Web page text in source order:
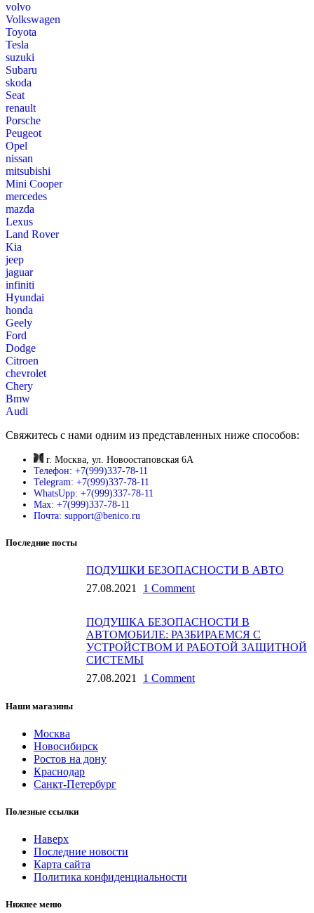
volvo
Volkswagen
Toyota
Tesla
suzuki
Subaru
skoda
Seat
renault
Porsche
Peugeot
Opel
nissan
mitsubishi
Mini Cooper
mercedes
mazda
Lexus
Land Rover
Kia
jeep
jaguar
infiniti
Hyundai
honda
Geely
Ford
Dodge
Citroen
chevrolet
Chery
Bmw
Audi
Свяжитесь с нами одним из представленных ниже способов:
г. Москва, ул. Новоостаповская 6А
Телефон: +7(999)337-78-11
Telegram: +7(999)337-78-11
WhatsUpp: +7(999)337-78-11
Max: +7(999)337-78-11
Почта: support@benico.ru
Последние посты
ПОДУШКИ БЕЗОПАСНОСТИ В АВТО
27.08.2021
1 Comment
ПОДУШКА БЕЗОПАСНОСТИ В
АВТОМОБИЛЕ: РАЗБИРАЕМСЯ С
УСТРОЙСТВОМ И РАБОТОЙ ЗАЩИТНОЙ
СИСТЕМЫ
27.08.2021
1 Comment
Наши магазины
Москва
Новосибирск
Ростов на дону
Краснодар
Санкт-Петербург
Полезные ссылки
Наверх
Последние новости
Карта сайта
Политика конфиденциальности
Нижнее меню